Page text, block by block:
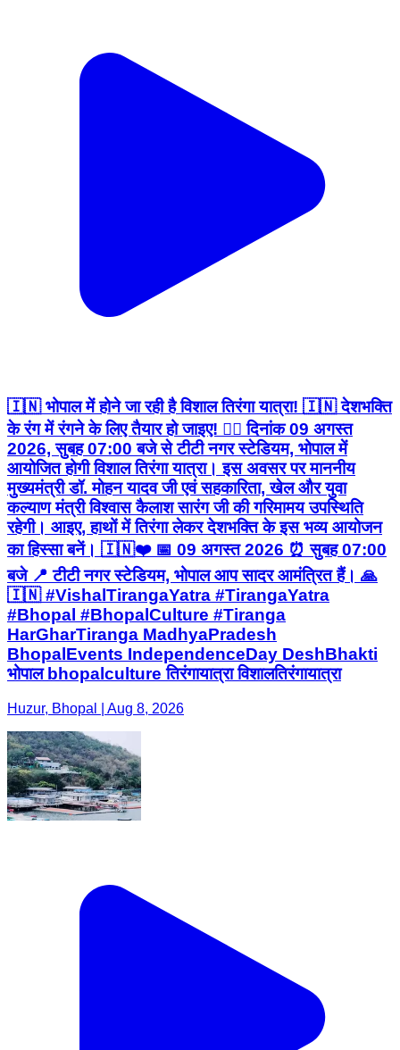
🇮🇳 भोपाल में होने जा रही है विशाल तिरंगा यात्रा! 🇮🇳 देशभक्ति
के रंग में रंगने के लिए तैयार हो जाइए! ❤️‍🔥 दिनांक 09 अगस्त
2026, सुबह 07:00 बजे से टीटी नगर स्टेडियम, भोपाल में
आयोजित होगी विशाल तिरंगा यात्रा। इस अवसर पर माननीय
मुख्यमंत्री डॉ. मोहन यादव जी एवं सहकारिता, खेल और युवा
कल्याण मंत्री विश्वास कैलाश सारंग जी की गरिमामय उपस्थिति
रहेगी। आइए, हाथों में तिरंगा लेकर देशभक्ति के इस भव्य आयोजन
का हिस्सा बनें। 🇮🇳❤️ 📅 09 अगस्त 2026 ⏰ सुबह 07:00
बजे 📍 टीटी नगर स्टेडियम, भोपाल आप सादर आमंत्रित हैं। 🙏
🇮🇳 #VishalTirangaYatra #TirangaYatra
#Bhopal #BhopalCulture #Tiranga
HarGharTiranga MadhyaPradesh
BhopalEvents IndependenceDay DeshBhakti
भोपाल bhopalculture तिरंगायात्रा विशालतिरंगायात्रा
Huzur, Bhopal | Aug 8, 2026